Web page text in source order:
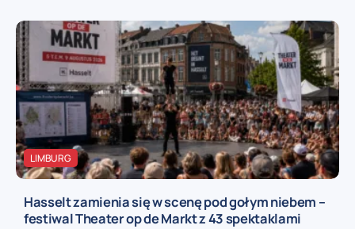
LIMBURG
Hasselt zamienia się w scenę pod gołym niebem –
festiwal Theater op de Markt z 43 spektaklami